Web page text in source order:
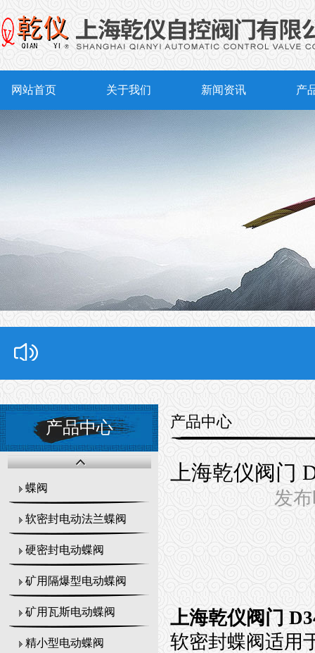
网站首页 关于我们 新闻资讯 产
产品中心
蝶阀
软密封电动法兰蝶阀
硬密封电动蝶阀
矿用隔爆型电动蝶阀
矿用瓦斯电动蝶阀
精小型电动蝶阀
产品中心
上海乾仪阀门
发
上海乾仪阀门
软密封蝶阀适用